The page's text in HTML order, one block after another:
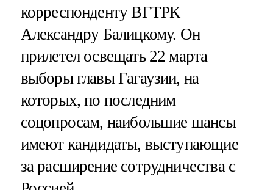
корреспонденту ВГТРК
Александру Балицкому. Он
прилетел освещать 22 марта
выборы главы Гагаузии, на
которых, по последним
соцопросам, наибольшие шансы
имеют кандидаты, выступающие
за расширение сотрудничества с